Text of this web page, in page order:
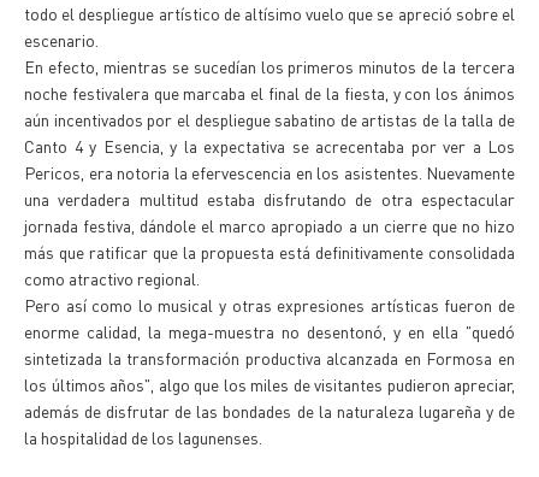
todo el despliegue artístico de altísimo vuelo que se apreció sobre el
escenario.
En efecto, mientras se sucedían los primeros minutos de la tercera
noche festivalera que marcaba el final de la fiesta, y con los ánimos
aún incentivados por el despliegue sabatino de artistas de la talla de
Canto 4 y Esencia, y la expectativa se acrecentaba por ver a Los
Pericos, era notoria la efervescencia en los asistentes. Nuevamente
una verdadera multitud estaba disfrutando de otra espectacular
jornada festiva, dándole el marco apropiado a un cierre que no hizo
más que ratificar que la propuesta está definitivamente consolidada
como atractivo regional.
Pero así como lo musical y otras expresiones artísticas fueron de
enorme calidad, la mega-muestra no desentonó, y en ella "quedó
sintetizada la transformación productiva alcanzada en Formosa en
los últimos años", algo que los miles de visitantes pudieron apreciar,
además de disfrutar de las bondades de la naturaleza lugareña y de
la hospitalidad de los lagunenses.